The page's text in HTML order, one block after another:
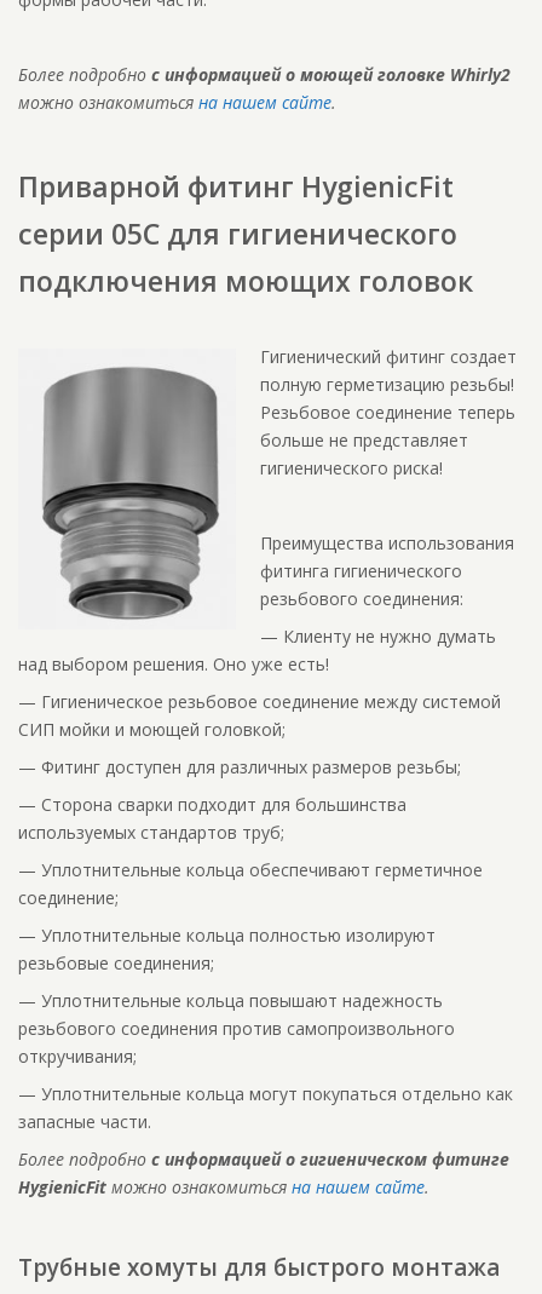
Более подробно с информацией о моющей головке Whirly2
можно ознакомиться на нашем сайте.
Приварной фитинг HygienicFit
серии 05C для гигиенического
подключения моющих головок
Гигиенический фитинг создает
полную герметизацию резьбы!
Резьбовое соединение теперь
больше не представляет
гигиенического риска!
Преимущества использования
фитинга гигиенического
резьбового соединения:
— Клиенту не нужно думать
над выбором решения. Оно уже есть!
— Гигиеническое резьбовое соединение между системой
СИП мойки и моющей головкой;
— Фитинг доступен для различных размеров резьбы;
— Сторона сварки подходит для большинства
используемых стандартов труб;
— Уплотнительные кольца обеспечивают герметичное
соединение;
— Уплотнительные кольца полностью изолируют
резьбовые соединения;
— Уплотнительные кольца повышают надежность
резьбового соединения против самопроизвольного
откручивания;
— Уплотнительные кольца могут покупаться отдельно как
запасные части.
Более подробно с информацией о гигиеническом фитинге
HygienicFit можно ознакомиться на нашем сайте.
Трубные хомуты для быстрого монтажа